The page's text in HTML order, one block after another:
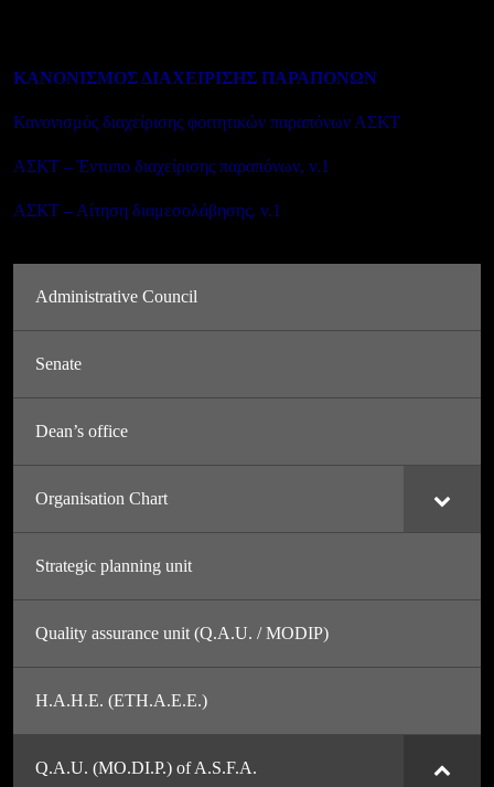
Administrative Council
Senate
Dean’s office
Organisation Chart
Strategic planning unit
Quality assurance unit (Q.A.U. / MODIP)
H.A.H.E. (ETH.A.E.E.)
Q.A.U. (MO.DI.P.) of A.S.F.A.
ΚΑΝΟΝΙΣΜΟΣ ΔΙΑΧΕΙΡΙΣΗΣ ΠΑΡΑΠΟΝΩΝ
Κανονισμός διαχείρισης φοιτητικών παραπόνων ΑΣΚΤ
ΑΣΚΤ – Έντυπο διαχείρισης παραπόνων, v.1
ΑΣΚΤ – Αίτηση διαμεσολάβησης, v.1